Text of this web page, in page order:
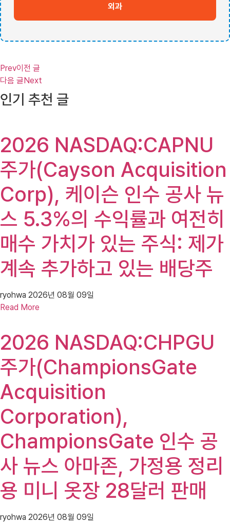
외과
Prev이전 글
다음 글Next
인기 추천 글
2026 NASDAQ:CAPNU
주가(Cayson Acquisition
Corp), 케이슨 인수 공사 뉴
스 5.3%의 수익률과 여전히
매수 가치가 있는 주식: 제가
계속 추가하고 있는 배당주
ryohwa 2026년 08월 09일
Read More
2026 NASDAQ:CHPGU
주가(ChampionsGate
Acquisition
Corporation),
ChampionsGate 인수 공
사 뉴스 아마존, 가정용 정리
용 미니 옷장 28달러 판매
ryohwa 2026년 08월 09일